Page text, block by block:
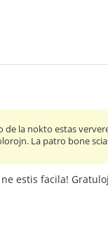
de la nokto estas
La patro bone
estis facila!